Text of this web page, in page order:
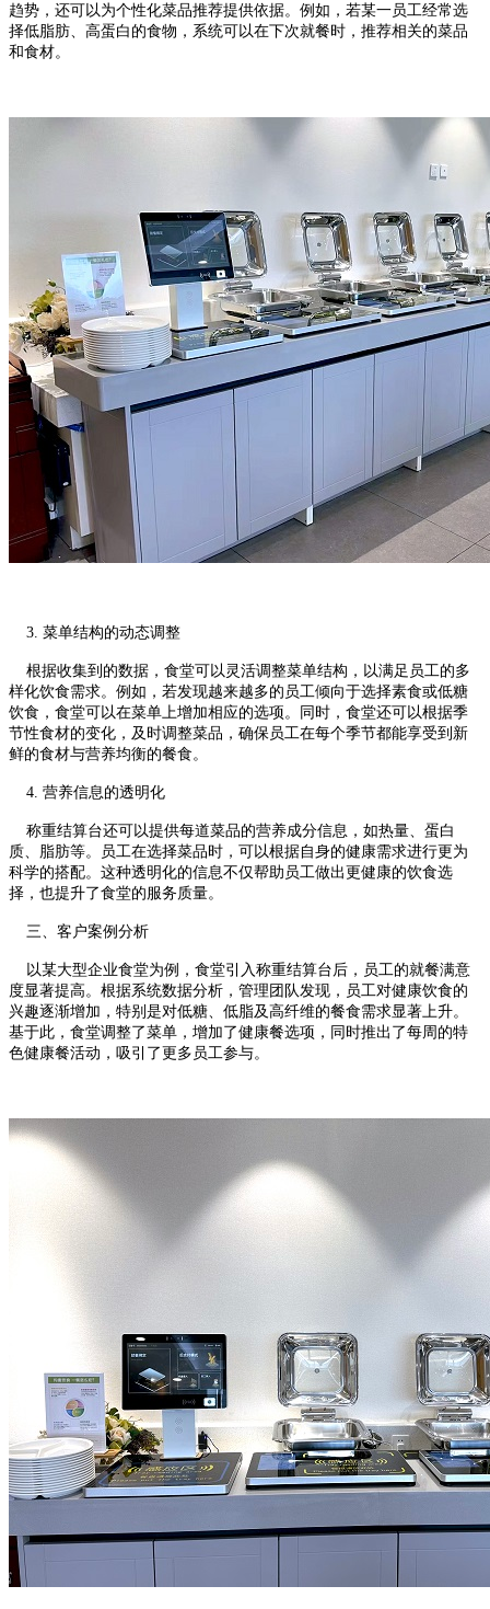
趋势，还可以为个性化菜品推荐提供依据。例如，若某一员工经常选
择低脂肪、高蛋白的食物，系统可以在下次就餐时，推荐相关的菜品
和食材。
3. 菜单结构的动态调整
根据收集到的数据，食堂可以灵活调整菜单结构，以满足员工的多
样化饮食需求。例如，若发现越来越多的员工倾向于选择素食或低糖
饮食，食堂可以在菜单上增加相应的选项。同时，食堂还可以根据季
节性食材的变化，及时调整菜品，确保员工在每个季节都能享受到新
鲜的食材与营养均衡的餐食。
4. 营养信息的透明化
称重结算台还可以提供每道菜品的营养成分信息，如热量、蛋白
质、脂肪等。员工在选择菜品时，可以根据自身的健康需求进行更为
科学的搭配。这种透明化的信息不仅帮助员工做出更健康的饮食选
择，也提升了食堂的服务质量。
三、客户案例分析
以某大型企业食堂为例，食堂引入称重结算台后，员工的就餐满意
度显著提高。根据系统数据分析，管理团队发现，员工对健康饮食的
兴趣逐渐增加，特别是对低糖、低脂及高纤维的餐食需求显著上升。
基于此，食堂调整了菜单，增加了健康餐选项，同时推出了每周的特
色健康餐活动，吸引了更多员工参与。